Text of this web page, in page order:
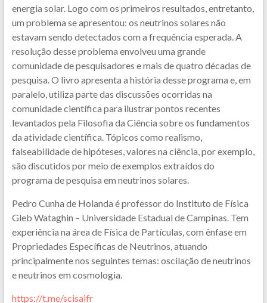
energia solar. Logo com os primeiros resultados, entretanto,
um problema se apresentou: os neutrinos solares não
estavam sendo detectados com a frequência esperada. A
resolução desse problema envolveu uma grande
comunidade de pesquisadores e mais de quatro décadas de
pesquisa. O livro apresenta a história desse programa e, em
paralelo, utiliza parte das discussões ocorridas na
comunidade científica para ilustrar pontos recentes
levantados pela Filosofia da Ciência sobre os fundamentos
da atividade científica. Tópicos como realismo,
falseabilidade de hipóteses, valores na ciência, por exemplo,
são discutidos por meio de exemplos extraídos do
programa de pesquisa em neutrinos solares.
Pedro Cunha de Holanda é professor do Instituto de Física
Gleb Wataghin – Universidade Estadual de Campinas. Tem
experiência na área de Física de Partículas, com ênfase em
Propriedades Específicas de Neutrinos, atuando
principalmente nos seguintes temas: oscilação de neutrinos
e neutrinos em cosmologia.
https://t.me/scisaifr